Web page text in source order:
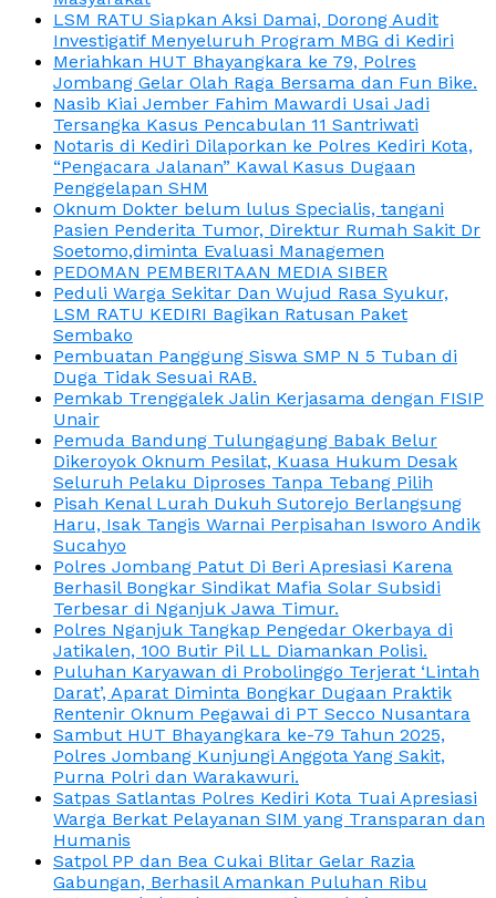
LSM RATU Siapkan Aksi Damai, Dorong Audit
Investigatif Menyeluruh Program MBG di Kediri
Meriahkan HUT Bhayangkara ke 79, Polres
Jombang Gelar Olah Raga Bersama dan Fun Bike.
Nasib Kiai Jember Fahim Mawardi Usai Jadi
Tersangka Kasus Pencabulan 11 Santriwati
Notaris di Kediri Dilaporkan ke Polres Kediri Kota,
“Pengacara Jalanan” Kawal Kasus Dugaan
Penggelapan SHM
Oknum Dokter belum lulus Specialis, tangani
Pasien Penderita Tumor, Direktur Rumah Sakit Dr
Soetomo,diminta Evaluasi Managemen
PEDOMAN PEMBERITAAN MEDIA SIBER
Peduli Warga Sekitar Dan Wujud Rasa Syukur,
LSM RATU KEDIRI Bagikan Ratusan Paket
Sembako
Pembuatan Panggung Siswa SMP N 5 Tuban di
Duga Tidak Sesuai RAB.
Pemkab Trenggalek Jalin Kerjasama dengan FISIP
Unair
Pemuda Bandung Tulungagung Babak Belur
Dikeroyok Oknum Pesilat, Kuasa Hukum Desak
Seluruh Pelaku Diproses Tanpa Tebang Pilih
Pisah Kenal Lurah Dukuh Sutorejo Berlangsung
Haru, Isak Tangis Warnai Perpisahan Isworo Andik
Sucahyo
Polres Jombang Patut Di Beri Apresiasi Karena
Berhasil Bongkar Sindikat Mafia Solar Subsidi
Terbesar di Nganjuk Jawa Timur.
Polres Nganjuk Tangkap Pengedar Okerbaya di
Jatikalen, 100 Butir Pil LL Diamankan Polisi.
Puluhan Karyawan di Probolinggo Terjerat ‘Lintah
Darat’, Aparat Diminta Bongkar Dugaan Praktik
Rentenir Oknum Pegawai di PT Secco Nusantara
Sambut HUT Bhayangkara ke-79 Tahun 2025,
Polres Jombang Kunjungi Anggota Yang Sakit,
Purna Polri dan Warakawuri.
Satpas Satlantas Polres Kediri Kota Tuai Apresiasi
Warga Berkat Pelayanan SIM yang Transparan dan
Humanis
Satpol PP dan Bea Cukai Blitar Gelar Razia
Gabungan, Berhasil Amankan Puluhan Ribu